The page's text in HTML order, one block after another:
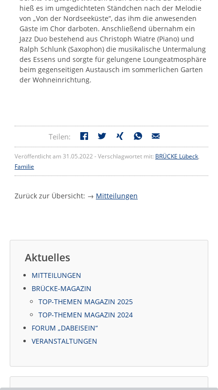
hieß es im umgedichteten Ständchen nach der Melodie
von „Von der Nordseeküste“, das ihm die anwesenden
Gäste im Chor darboten. Anschließend übernahm ein
Jazz Duo bestehend aus Christoph Wiatre (Piano) und
Ralph Schlunk (Saxophon) die musikalische Untermalung
des Essens und sorgte für gelungene Loungeatmosphäre
beim gegenseitigen Austausch im sommerlichen Garten
der Wohneinrichtung.
Teilen:
Veröffentlicht am 31.05.2022 - Verschlagwortet mit: BRÜCKE Lübeck,
Familie
Zurück zur Übersicht: → Mitteilungen
Aktuelles
MITTEILUNGEN
BRÜCKE-MAGAZIN
TOP-THEMEN MAGAZIN 2025
TOP-THEMEN MAGAZIN 2024
FORUM „DABEISEIN“
VERANSTALTUNGEN